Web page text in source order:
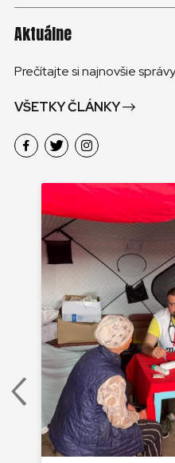
Aktuálne
Prečítajte si najnovšie
VŠETKY ČLÁNKY